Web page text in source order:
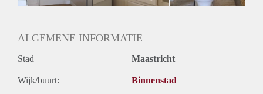
ALGEMENE INFORMATIE
Stad Maastricht
Wijk/buurt: Binnenstad